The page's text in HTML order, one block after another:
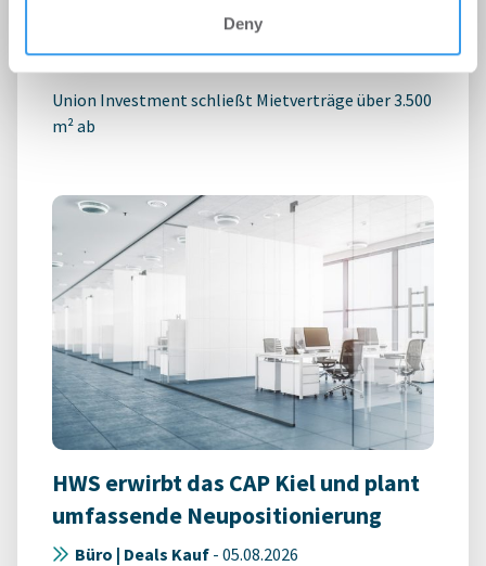
Deny
Technologiepark STEP
Büro | Deals Miete-06.08.2026
Union Investment schließt Mietverträge über 3.500
m² ab
HWS erwirbt das CAP Kiel und plant
umfassende Neupositionierung
Büro | Deals Kauf - 05.08.2026